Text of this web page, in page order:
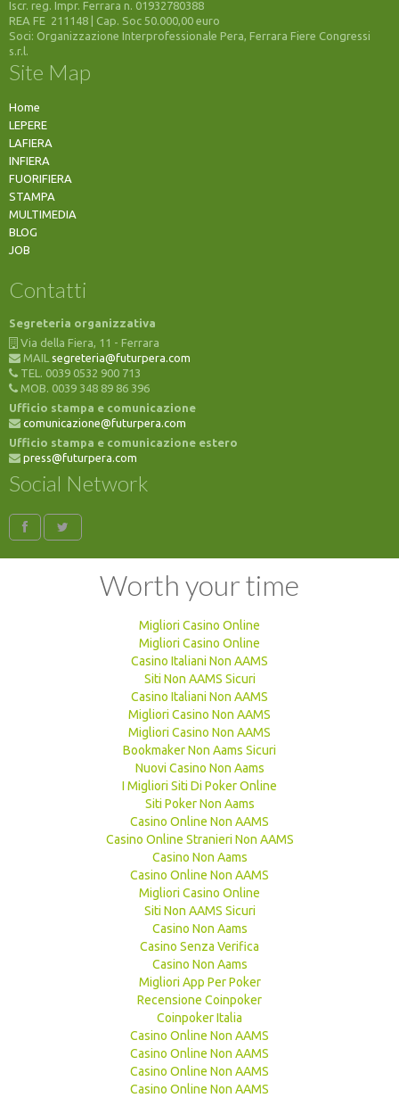
Iscr. reg. Impr. Ferrara n. 01932780388
REA FE 211148 | Cap. Soc 50.000,00 euro
Soci: Organizzazione Interprofessionale Pera, Ferrara Fiere Congressi
s.r.l.
Site Map
Home
LEPERE
LAFIERA
INFIERA
FUORIFIERA
STAMPA
MULTIMEDIA
BLOG
JOB
Contatti
Segreteria organizzativa
Via della Fiera, 11 - Ferrara
MAIL segreteria@futurpera.com
TEL. 0039 0532 900 713
MOB. 0039 348 89 86 396
Ufficio stampa e comunicazione
comunicazione@futurpera.com
Ufficio stampa e comunicazione estero
press@futurpera.com
Social Network
Worth your time
Migliori Casino Online
Migliori Casino Online
Casino Italiani Non AAMS
Siti Non AAMS Sicuri
Casino Italiani Non AAMS
Migliori Casino Non AAMS
Migliori Casino Non AAMS
Bookmaker Non Aams Sicuri
Nuovi Casino Non Aams
I Migliori Siti Di Poker Online
Siti Poker Non Aams
Casino Online Non AAMS
Casino Online Stranieri Non AAMS
Casino Non Aams
Casino Online Non AAMS
Migliori Casino Online
Siti Non AAMS Sicuri
Casino Non Aams
Casino Senza Verifica
Casino Non Aams
Migliori App Per Poker
Recensione Coinpoker
Coinpoker Italia
Casino Online Non AAMS
Casino Online Non AAMS
Casino Online Non AAMS
Casino Online Non AAMS